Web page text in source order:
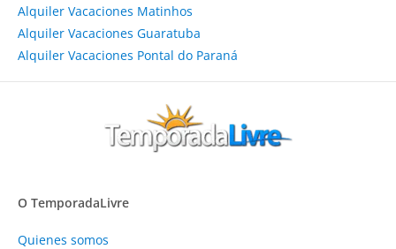
Alquiler Vacaciones Matinhos
Alquiler Vacaciones Guaratuba
Alquiler Vacaciones Pontal do Paraná
O TemporadaLivre
Quienes somos